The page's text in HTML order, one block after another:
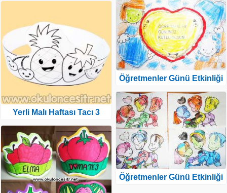
Yerli Malı Haftası Tacı 3
Öğretmenler Günü Etkinliği
Öğretmenler Günü Etkinliği